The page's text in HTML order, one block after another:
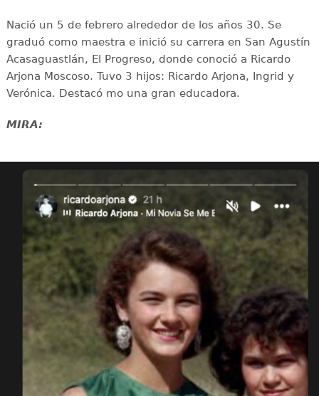
Nació un 5 de febrero alrededor de los años 30. Se
graduó como maestra e inició su carrera en San Agustín
Acasaguastlán, El Progreso, donde conoció a Ricardo
Arjona Moscoso. Tuvo 3 hijos: Ricardo Arjona, Ingrid y
Verónica. Destacó mo una gran educadora.
MIRA: